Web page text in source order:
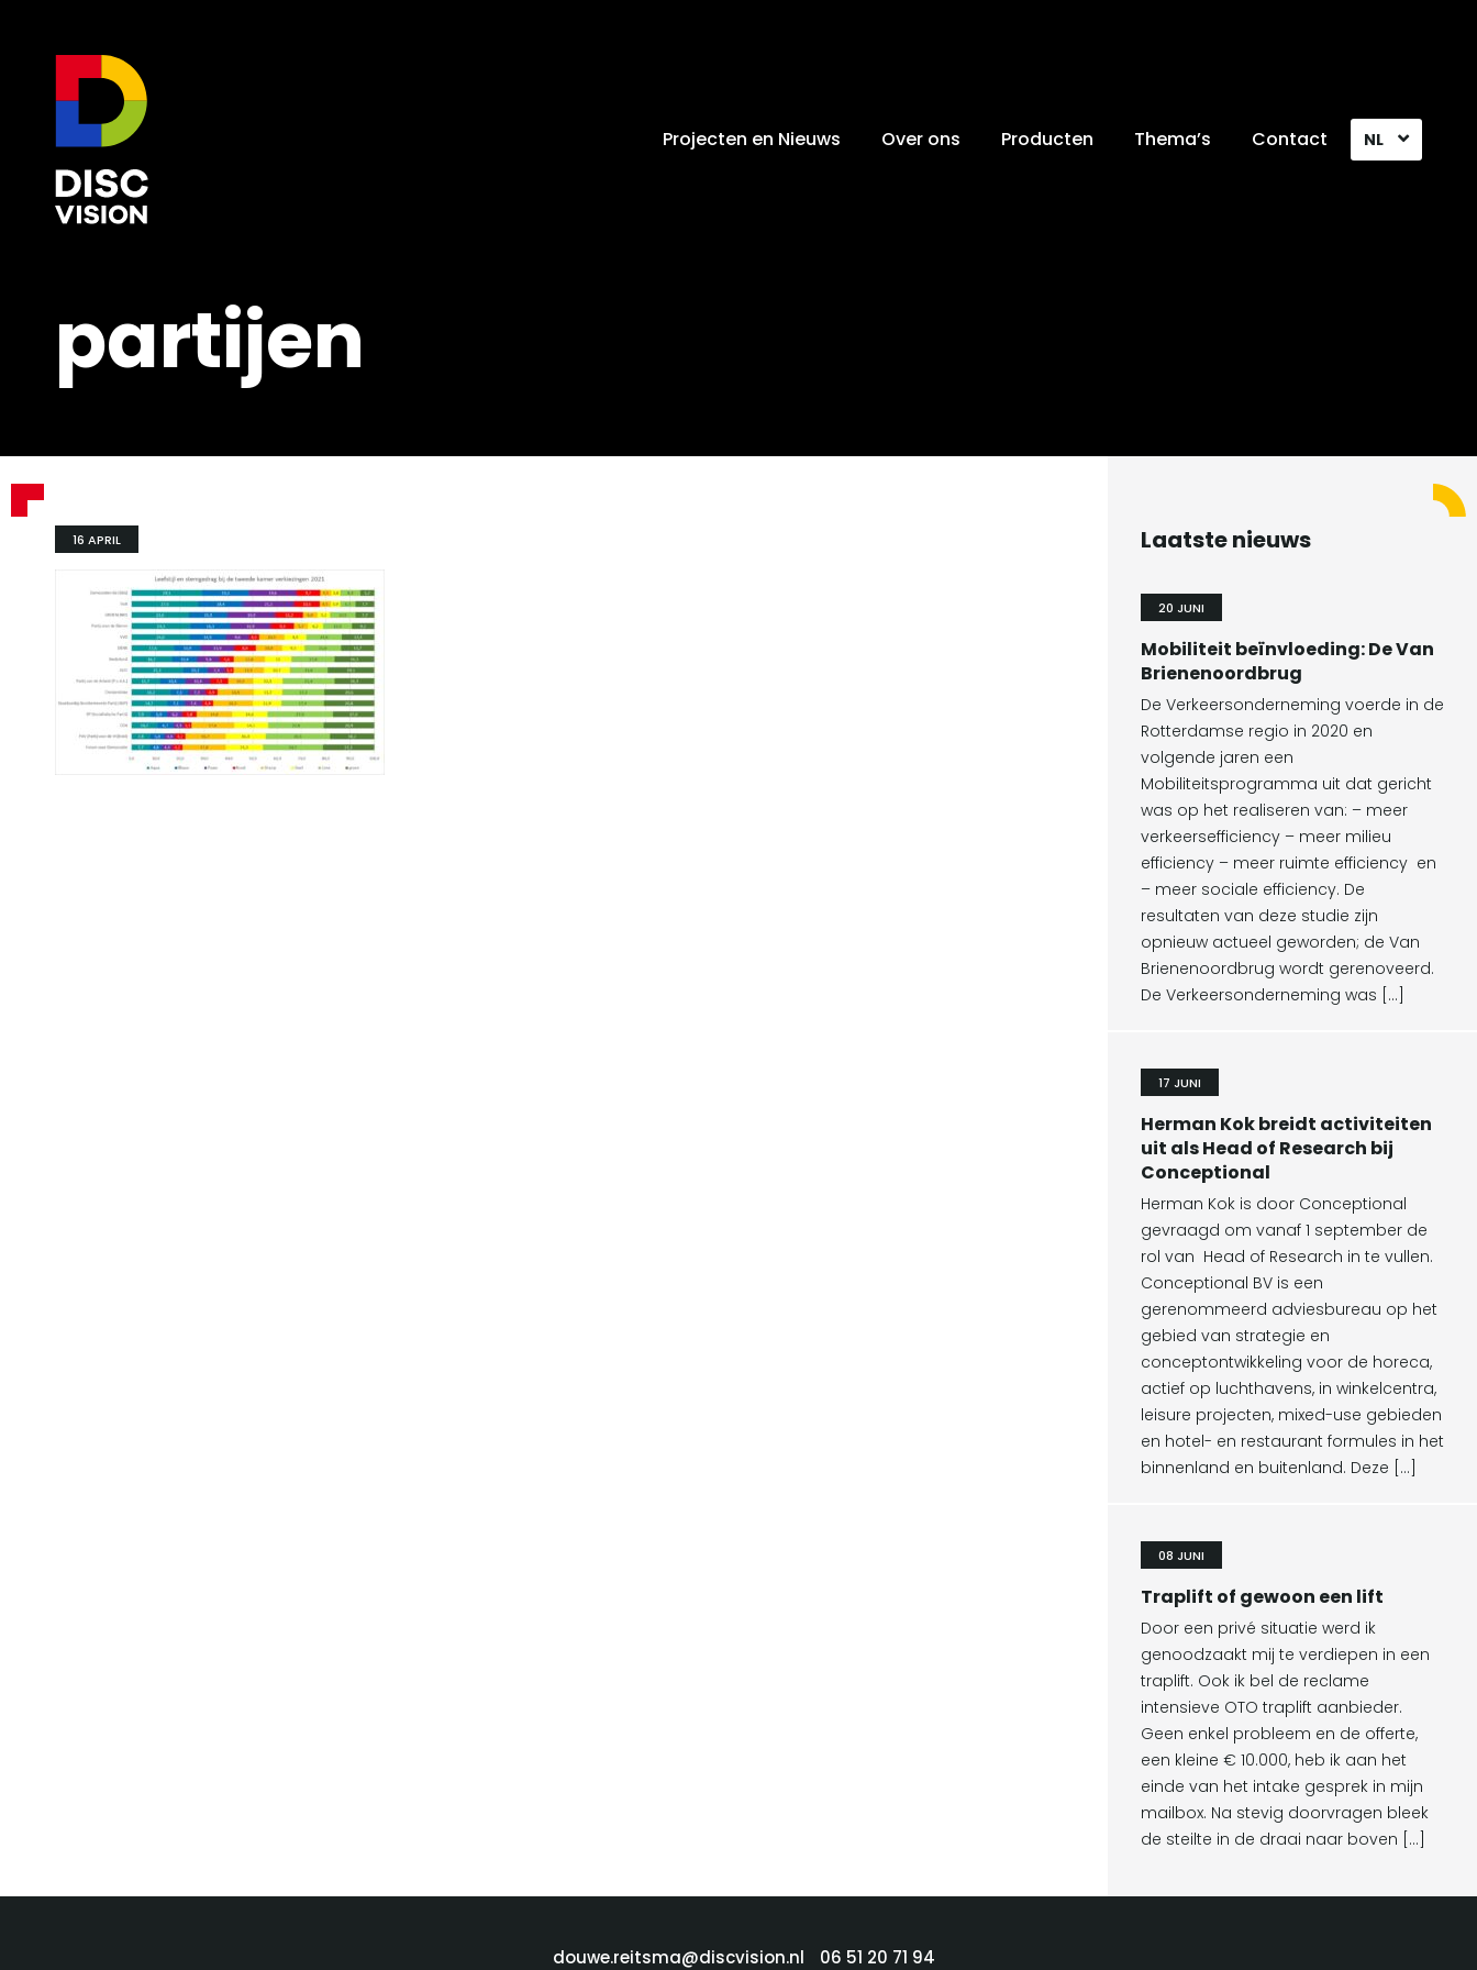
Projecten en Nieuws Over ons Producten Thema’s Contact NL
partijen
16 APRIL Laatste nieuws
20 JUNI
Mobiliteit beïnvloeding: De Van
Brienenoordbrug
De Verkeersonderneming voerde in de
Rotterdamse regio in 2020 en
volgende jaren een
Mobiliteitsprogramma uit dat gericht
was op het realiseren van: – meer
verkeersefficiency – meer milieu
efficiency – meer ruimte efficiency en
– meer sociale efficiency. De
resultaten van deze studie zijn
opnieuw actueel geworden; de Van
Brienenoordbrug wordt gerenoveerd.
De Verkeersonderneming was […]
17 JUNI
Herman Kok breidt activiteiten
uit als Head of Research bij
Conceptional
Herman Kok is door Conceptional
gevraagd om vanaf 1 september de
rol van Head of Research in te vullen.
Conceptional BV is een
gerenommeerd adviesbureau op het
gebied van strategie en
conceptontwikkeling voor de horeca,
actief op luchthavens, in winkelcentra,
leisure projecten, mixed-use gebieden
en hotel- en restaurant formules in het
binnenland en buitenland. Deze […]
08 JUNI
Traplift of gewoon een lift
Door een privé situatie werd ik
genoodzaakt mij te verdiepen in een
traplift. Ook ik bel de reclame
intensieve OTO traplift aanbieder.
Geen enkel probleem en de offerte,
een kleine € 10.000, heb ik aan het
einde van het intake gesprek in mijn
mailbox. Na stevig doorvragen bleek
de steilte in de draai naar boven […]
douwe.reitsma@discvision.nl 06 51 20 71 94